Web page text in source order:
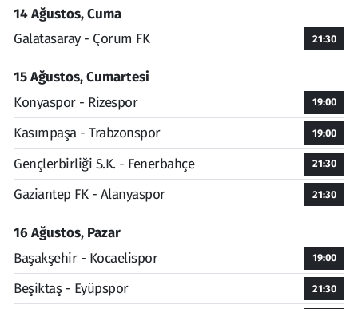
14 Ağustos, Cuma
Galatasaray - Çorum FK
21:30
15 Ağustos, Cumartesi
Konyaspor - Rizespor
19:00
Kasımpaşa - Trabzonspor 19:00
Gençlerbirliği S.K. - Fenerbahçe 21:30
Gaziantep FK - Alanyaspor 21:30
16 Ağustos, Pazar
Başakşehir - Kocaelispor
19:00
Beşiktaş - Eyüpspor 21:30